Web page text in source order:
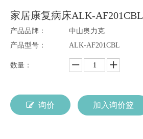
家居康复病床ALK-AF201CBL
产品品牌：
中山奥力克
产品型号：
ALK-AF201CBL
数量：
询价 加入询价篮